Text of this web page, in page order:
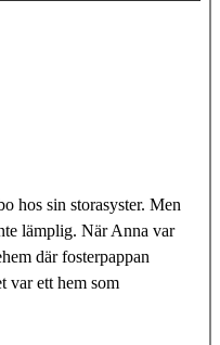
hos sin storasyster. Men
lämplig. När Anna var
där fosterpappan
var ett hem som